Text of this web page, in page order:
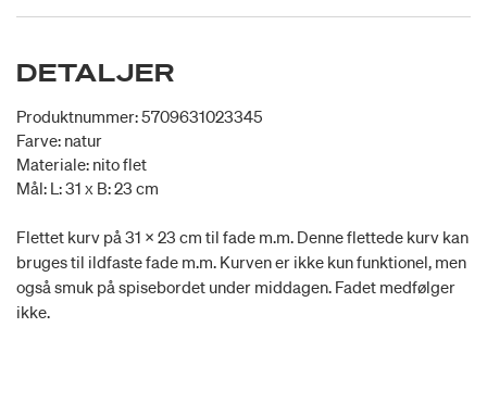
DETALJER
Produktnummer: 5709631023345
Farve: natur
Materiale: nito flet
Mål: L: 31 x B: 23 cm
Flettet kurv på 31 x 23 cm til fade m.m. Denne flettede kurv kan
bruges til ildfaste fade m.m. Kurven er ikke kun funktionel, men
også smuk på spisebordet under middagen. Fadet medfølger
ikke.